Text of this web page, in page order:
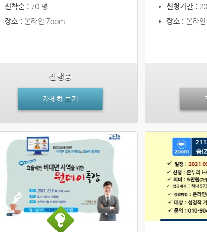
선착순 : 70 명
장소 : 온라인 Zoom
진행중
자세히 보기
신청기간 :
장소 : 온라